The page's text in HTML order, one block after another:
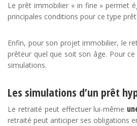
Le prêt immobilier « in fine » permet
principales conditions pour ce type
Enfin, pour son projet immobilier, le
prêteur quel que soit son âge. Pour
simulations.
Les simulations d’un prêt
Le retraité peut effectuer lui-même
retraité peut anticiper ses obligations